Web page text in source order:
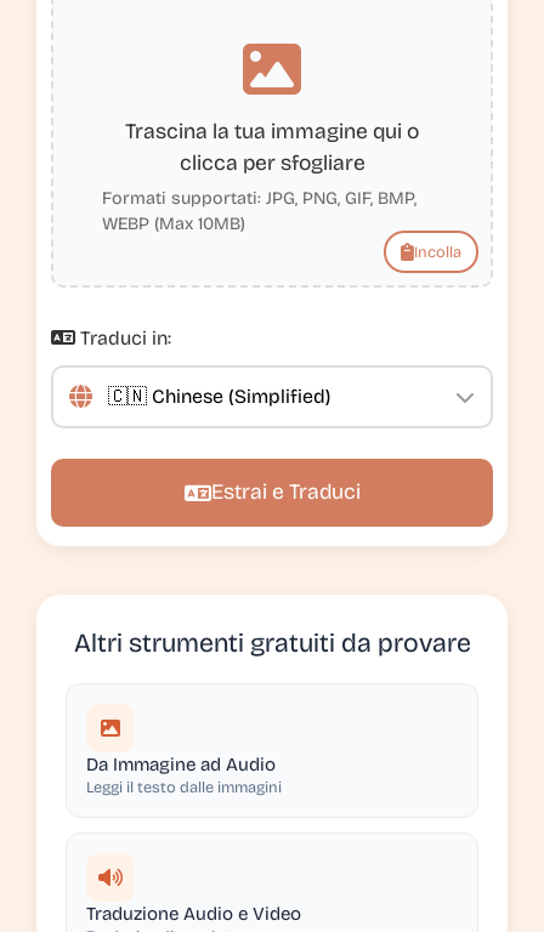
Trascina la tua immagine qui o
clicca per sfogliare
Formati supportati: JPG, PNG, GIF, BMP,
WEBP (Max 10MB)
Incolla
Traduci in:
Estrai e Traduci
Altri strumenti gratuiti da provare
Da Immagine ad Audio
Leggi il testo dalle immagini
Traduzione Audio e Video